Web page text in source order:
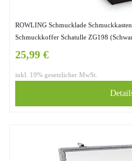
ROWLING Schmucklade
Schmuckkoffer Schatulle ZG198
25,99 €
inkl. 19% gesetzlicher MwSt.